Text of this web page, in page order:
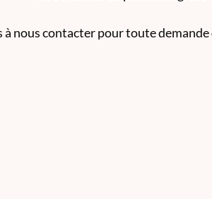
à nous contacter pour toute